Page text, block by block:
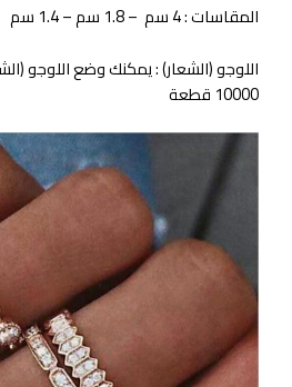
المقاسات : 4 سم – 1.8 سم – 1.4 سم
اللوجو (الشعار) : يمكنك وضع اللوجو
10000 قطعة